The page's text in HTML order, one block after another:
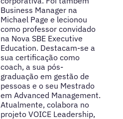
Business Manager na
Michael Page e lecionou
como professor convidado
na Nova SBE Executive
Education. Destacam-se a
sua certificação como
coach, a sua pós-
graduação em gestão de
pessoas e o seu Mestrado
em Advanced Management.
Atualmente, colabora no
projeto VOICE Leadership,